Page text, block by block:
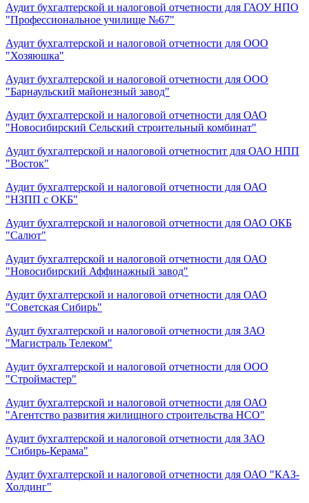
Аудит бухгалтерской и налоговой отчетности для ГАОУ НПО
"Профессиональное училище №67"
Аудит бухгалтерской и налоговой отчетности для ООО
"Хозяюшка"
Аудит бухгалтерской и налоговой отчетности для ООО
"Барнаульский майонезный завод"
Аудит бухгалтерской и налоговой отчетности для ОАО
"Новосибирский Сельский строительный комбинат"
Аудит бухгалтерской и налоговой отчетностит для ОАО НПП
"Восток"
Аудит бухгалтерской и налоговой отчетности для ОАО
"НЗПП с ОКБ"
Аудит бухгалтерской и налоговой отчетности для ОАО ОКБ
"Салют"
Аудит бухгалтерской и налоговой отчетности для ОАО
"Новосибирский Аффинажный завод"
Аудит бухгалтерской и налоговой отчетности для ОАО
"Советская Сибирь"
Аудит бухгалтерской и налоговой отчетности для ЗАО
"Магистраль Телеком"
Аудит бухгалтерской и налоговой отчетности для ООО
"Строймастер"
Аудит бухгалтерской и налоговой отчетности для ОАО
"Агентство развития жилищного строительства НСО"
Аудит бухгалтерской и налоговой отчетности для ЗАО
"Сибирь-Керама"
Аудит бухгалтерской и налоговой отчетности для ОАО "КАЗ-
Холдинг"